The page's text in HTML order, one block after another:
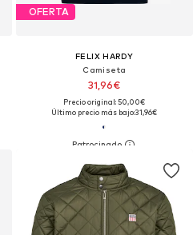
OFERTA
FELIX HARDY
Camiseta
31,96€
Precio original: 50,00€
Último precio más bajo:31,96€